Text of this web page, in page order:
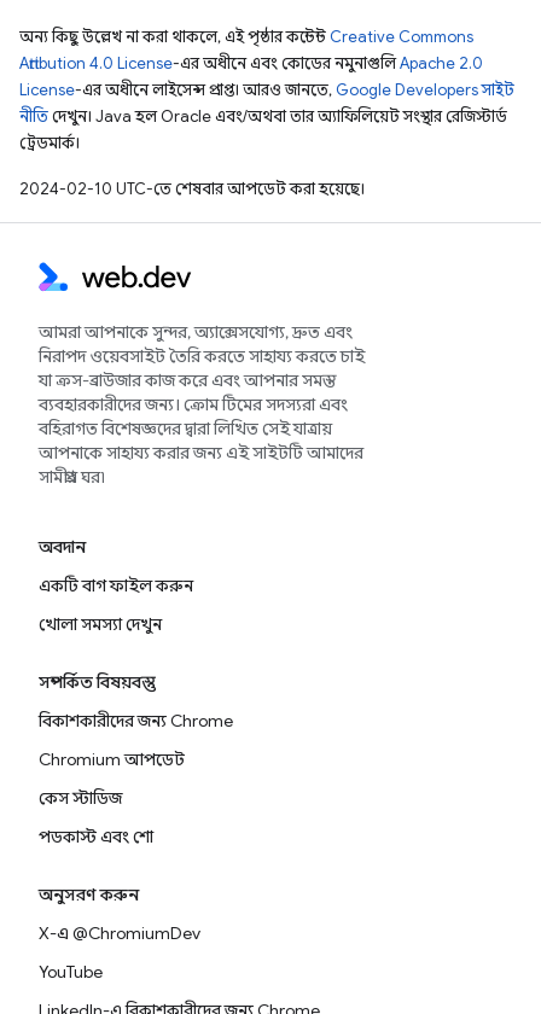
অন্য কিছু উল্লেখ না করা থাকলে, এই পৃষ্ঠার কন্টেন্ট Creative Commons
Attribution 4.0 License-এর অধীনে এবং কোডের নমুনাগুলিApache 2.0
License-এর অধীনে লাইসেন্স প্রাপ্ত। আরও জানতে, Google Developers সাইট
নীতিদেখুন। Java হল Oracle এবং/অথবা তার অ্যাফিলিয়েট সংস্থার রেজিস্টার্ড
ট্রেডমার্ক।
2024-02-10 UTC-তে শেষবার আপডেট করা হয়েছে।
আমরা আপনাকে সুন্দর, অ্যাক্সেসযোগ্য, দ্রুত এবং
নিরাপদ ওয়েবসাইট তৈরি করতে সাহায্য করতে চাই
যা ক্রস-ব্রাউজার কাজ করে এবং আপনার সমস্ত
ব্যবহারকারীদের জন্য। ক্রোম টিমের সদস্যরা এবং
বহিরাগত বিশেষজ্ঞদের দ্বারা লিখিত সেই যাত্রায়
আপনাকে সাহায্য করার জন্য এই সাইটটি আমাদের
সামগ্রীর ঘর৷
অবদান
একটি বাগ ফাইল করুন
খোলা সমস্যা দেখুন
সম্পর্কিত বিষয়বস্তু
বিকাশকারীদের জন্য Chrome
Chromium আপডেট
কেস স্টাডিজ
পডকাস্ট এবং শো
অনুসরণ করুন
X-এ @ChromiumDev
YouTube